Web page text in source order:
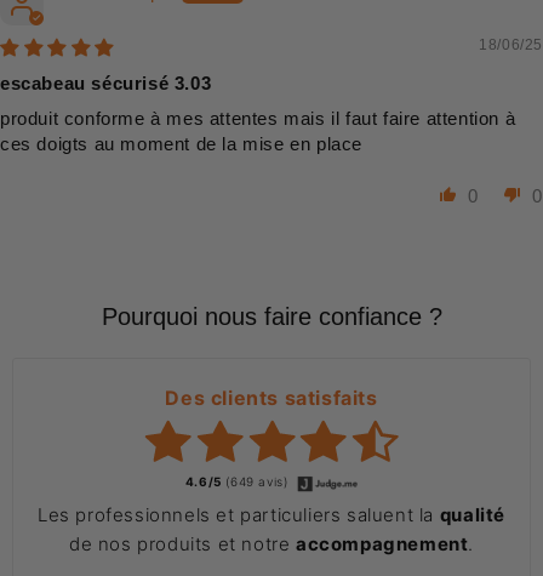
18/06/25
escabeau sécurisé 3.03
produit conforme à mes attentes mais il faut faire attention à
ces doigts au moment de la mise en place
0 0
Pourquoi nous faire confiance ?
Des clients satisfaits
4.6/5 (649 avis)
Les professionnels et particuliers saluent la qualité
de nos produits et notre accompagnement